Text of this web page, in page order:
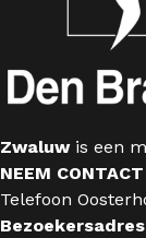
Zwaluw is een
NEEM
Telefoon
Bezoekersadres